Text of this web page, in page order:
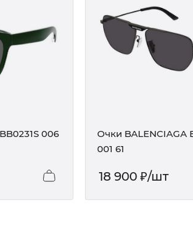
006
Очки BALENCIAGA
001 61
18 900₽/шт